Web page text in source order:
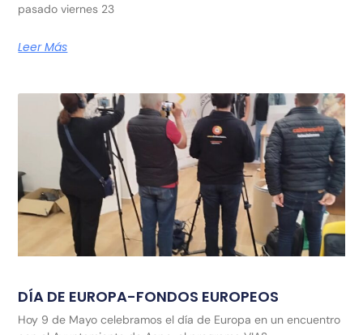
pasado viernes 23
Leer Más
DÍA DE EUROPA-FONDOS EUROPEOS
Hoy 9 de Mayo celebramos el día de Europa en un encuentro